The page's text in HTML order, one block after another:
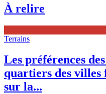
À relire
Terrains
Les préférences
quartiers des villes
sur la...